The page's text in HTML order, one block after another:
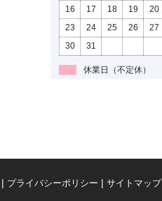
16
17 18 19 20
23
24 25 26 27
30
31
休業日（不定休）
プライバシーポリシー サイトマップ